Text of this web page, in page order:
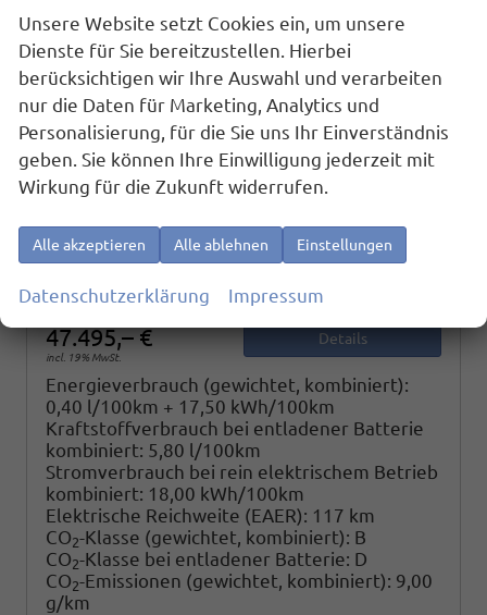
Volkswagen Tayron
1.5 TSI eHybrid 150 kW Life Life, Pano, HuD, AHK, AreaView, Side, Navi, Winter, 5-J. Garantie
sofort lieferbar Fahrzeug mit Tageszulassung
KraftstoffHybrid Benzin Außenfarbe
Leistung150 kW (204 PS) Kilometerstand10 km
01.12.2025
47.495,– €
incl. 19% MwSt.
Details
Energieverbrauch (gewichtet, kombiniert):
0,40 l/100km + 17,50 kWh/100km
Kraftstoffverbrauch bei entladener Batterie
kombiniert: 5,80 l/100km
Stromverbrauch bei rein elektrischem Betrieb
kombiniert: 18,00 kWh/100km
Elektrische Reichweite (EAER): 117 km
CO2-Klasse (gewichtet, kombiniert): B
CO2-Klasse bei entladener Batterie: D
CO2-Emissionen (gewichtet, kombiniert): 9,00
g/km
Unsere Website setzt Cookies ein, um unsere
Dienste für Sie bereitzustellen. Hierbei
berücksichtigen wir Ihre Auswahl und verarbeiten
nur die Daten für Marketing, Analytics und
Personalisierung, für die Sie uns Ihr Einverständnis
geben. Sie können Ihre Einwilligung jederzeit mit
Wirkung für die Zukunft widerrufen.
Alle akzeptieren Alle ablehnen Einstellungen
Datenschutzerklärung Impressum